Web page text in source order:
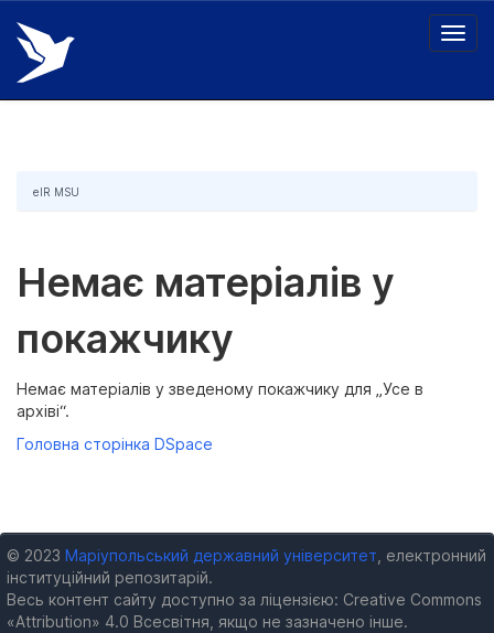
Skip
navigation
eIR MSU
Немає матеріалів у
покажчику
Немає матеріалів у зведеному покажчику для „Усе в
архіві“.
Головна сторінка DSpace
© 2023 Маріупольський державний університет , електронний
інституційний репозитарій.
Весь контент сайту доступно за ліцензією: Creative Commons
«Attribution» 4.0 Всесвітня, якщо не зазначено інше.